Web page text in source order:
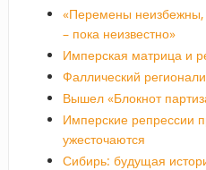
«Перемены неизбежны,
– пока неизвестно»
Имперская матрица и
Фаллический
Вышел «Блокнот
Имперские репрессии
ужесточаются
Сибирь: будущая